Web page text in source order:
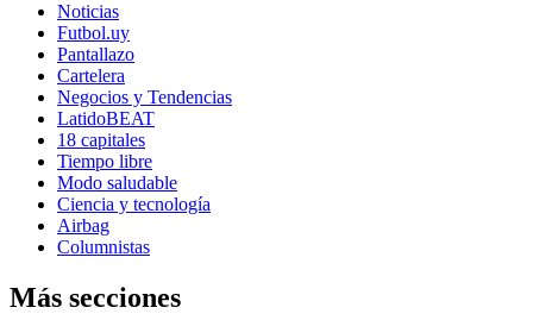
Noticias
Futbol.uy
Pantallazo
Cartelera
Negocios y Tendencias
LatidoBEAT
18 capitales
Tiempo libre
Modo saludable
Ciencia y tecnología
Airbag
Columnistas
Más secciones